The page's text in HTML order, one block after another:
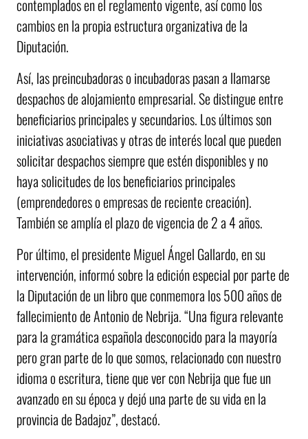
contemplados en el reglamento vigente, así como los
cambios en la propia estructura organizativa de la
Diputación.
Así, las preincubadoras o incubadoras pasan a llamarse
despachos de alojamiento empresarial. Se distingue entre
beneficiarios principales y secundarios. Los últimos son
iniciativas asociativas y otras de interés local que pueden
solicitar despachos siempre que estén disponibles y no
haya solicitudes de los beneficiarios principales
(emprendedores o empresas de reciente creación).
También se amplía el plazo de vigencia de 2 a 4 años.
Por último, el presidente Miguel Ángel Gallardo, en su
intervención, informó sobre la edición especial por parte de
la Diputación de un libro que conmemora los 500 años de
fallecimiento de Antonio de Nebrija. “Una figura relevante
para la gramática española desconocido para la mayoría
pero gran parte de lo que somos, relacionado con nuestro
idioma o escritura, tiene que ver con Nebrija que fue un
avanzado en su época y dejó una parte de su vida en la
provincia de Badajoz”, destacó.